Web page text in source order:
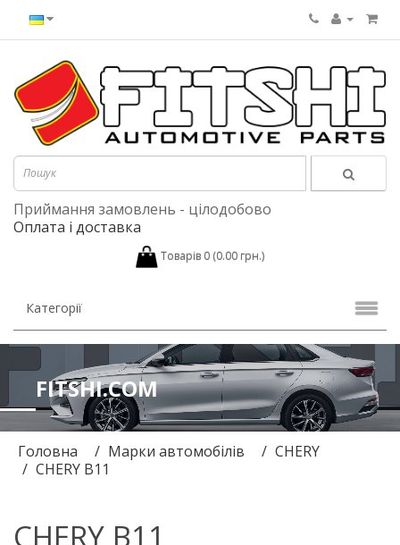
Приймання замовлень - цілодобово
Оплата і доставка
Товарів 0 (0.00 грн.)
Категорії
FITSHI.COM
Головна Марки автомобілів
CHERY
CHERY B11
CHERY B11